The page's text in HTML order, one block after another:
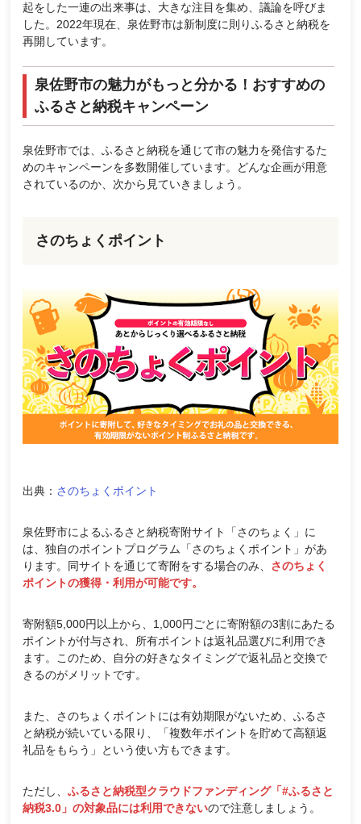
起をした一連の出来事は、大きな注目を集め、議論を呼びま
した。2022年現在、泉佐野市は新制度に則りふるさと納税を
再開しています。
泉佐野市の魅力がもっと分かる！おすすめの
ふるさと納税キャンペーン
泉佐野市では、ふるさと納税を通じて市の魅力を発信するた
めのキャンペーンを多数開催しています。どんな企画が用意
されているのか、次から見ていきましょう。
さのちょくポイント
出典： さのちょくポイント
泉佐野市によるふるさと納税寄附サイト「さのちょく」に
は、独自のポイントプログラム「さのちょくポイント」があ
ります。同サイトを通じて寄附をする場合のみ、 さのちょく
ポイントの獲得・利用が可能です。
寄附額5,000円以上から、1,000円ごとに寄附額の3割にあたる
ポイントが付与され、所有ポイントは返礼品選びに利用でき
ます。このため、自分の好きなタイミングで返礼品と交換で
きるのがメリットです。
また、さのちょくポイントには有効期限がないため、ふるさ
と納税が続いている限り、「複数年ポイントを貯めて高額返
礼品をもらう」という使い方もできます。
ただし、ふるさと納税型クラウドファンディング「#ふるさと
納税3.0」の対象品には利用できないので注意しましょう。